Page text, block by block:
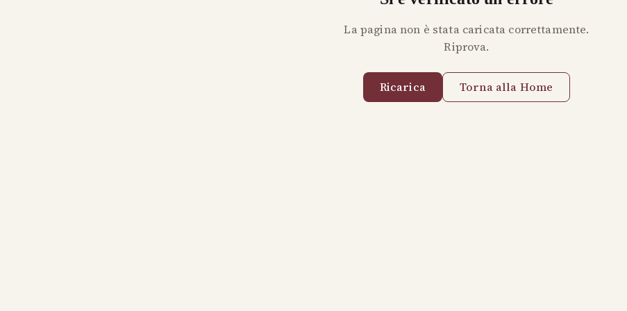
La pagina non è stata caricata correttamente.
Riprova.
Ricarica Torna alla Home